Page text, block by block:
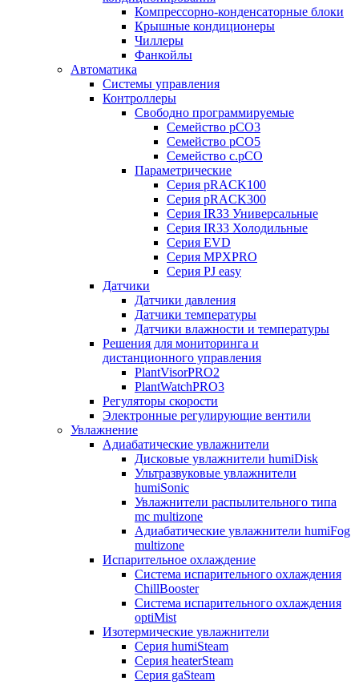
Компрессорно-конденсаторные блоки
Крышные кондиционеры
Чиллеры
Фанкойлы
Автоматика
Системы управления
Контроллеры
Свободно программируемые
Семейство pCO3
Семейство pCO5
Семейство c.pCO
Параметрические
Серия pRACK100
Серия pRACK300
Серия IR33 Универсальные
Серия IR33 Холодильные
Серия EVD
Серия MPXPRO
Серия PJ easy
Датчики
Датчики давления
Датчики температуры
Датчики влажности и температуры
Решения для мониторинга и
дистанционного управления
PlantVisorPRO2
PlantWatchPRO3
Регуляторы скорости
Электронные регулирующие вентили
Увлажнение
Адиабатические увлажнители
Дисковые увлажнители humiDisk
Ультразвуковые увлажнители
humiSonic
Увлажнители распылительного типа
mc multizone
Адиабатические увлажнители humiFog
multizone
Испарительное охлаждение
Система испарительного охлаждения
ChillBooster
Система испарительного охлаждения
optiMist
Изотермические увлажнители
Серия humiSteam
Серия heaterSteam
Серия gaSteam